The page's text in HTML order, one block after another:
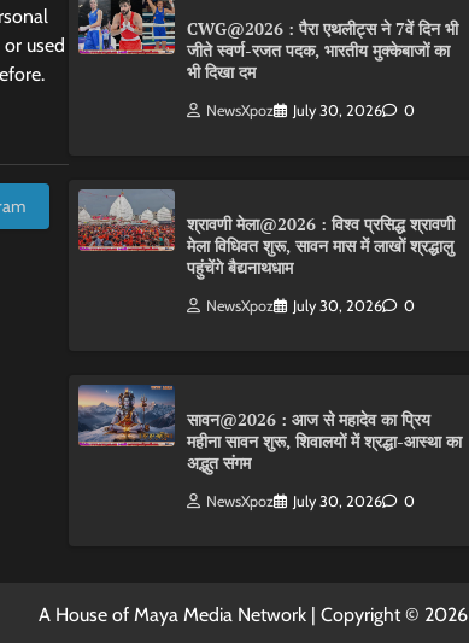
or used
CWG@2026 : पैरा एथलीट्स ने 7वें दिन भी
जीते स्वर्ण-रजत पदक, भारतीय मुक्केबाजों का
भी दिखा दम
NewsXpoz July 30, 2026 0
श्रावणी मेला@2026 : विश्व प्रसिद्ध श्रावणी
मेला विधिवत शुरू, सावन मास में लाखों श्रद्धालु
पहुंचेंगे बैद्यनाथधाम
NewsXpoz July 30, 2026 0
सावन@2026 : आज से महादेव का प्रिय
महीना सावन शुरू, शिवालयों में श्रद्धा-आस्था का
अद्भुत संगम
NewsXpoz July 30, 2026 0
A House of Maya Media Network | Copyright © 2026